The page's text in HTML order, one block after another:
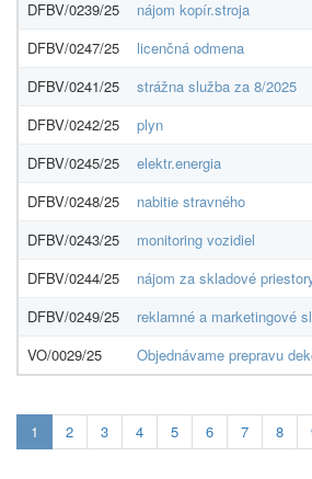
DFBV/0239/25
nájom kopír.stroja
DFBV/0247/25
licenčná odmena
DFBV/0241/25
strážna služba za 8/2025
DFBV/0242/25
plyn
DFBV/0245/25
elektr.energia
DFBV/0248/25
nabitie stravného
DFBV/0243/25
monitoring vozidiel
DFBV/0244/25
nájom za skladové
DFBV/0249/25
reklamné a marketingové
VO/0029/25
Objednávame prepravu
1 Aktuálna
stránka
2 3 4 5 6 7 8